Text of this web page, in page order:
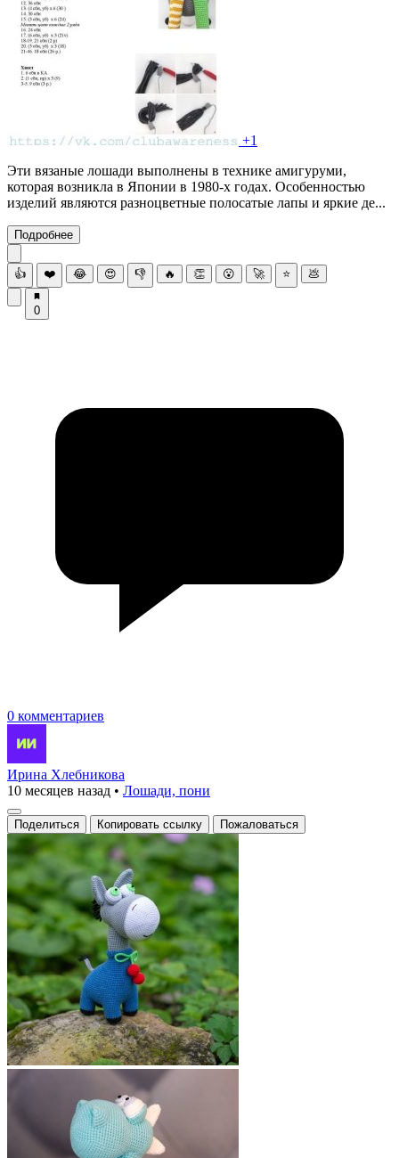
+1
Эти вязаные лошади выполнены в технике амигуруми,
которая возникла в Японии в 1980-х годах. Особенностью
изделий являются разноцветные полосатые лапы и яркие де...
Подробнее
👍 ❤️ 😂 😍 👎 🔥 👏 😮 🚀 ⭐ 💩
0
0 комментариев
Ирина Хлебникова
10 месяцев назад • Лошади, пони
Поделиться Копировать ссылку Пожаловаться